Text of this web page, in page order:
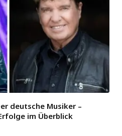
deutsche Musiker –
im Überblick